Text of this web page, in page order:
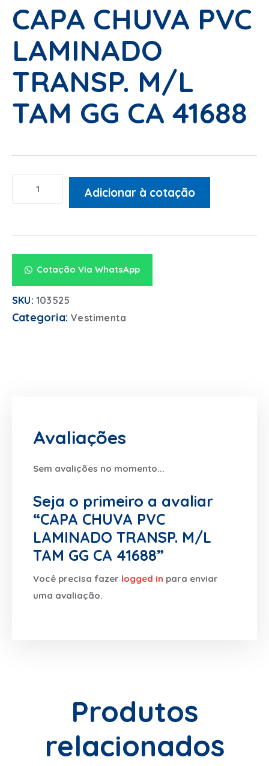
CAPA CHUVA PVC
LAMINADO
TRANSP. M/L
TAM GG CA 41688
Adicionar à cotação
Cotação Via WhatsApp
SKU: 103525
Categoria:Vestimenta
Avaliações
Sem avalições no momento...
Seja o primeiro a avaliar
“CAPA CHUVA PVC
LAMINADO TRANSP. M/L
TAM GG CA 41688”
Você precisa fazer logged in para enviar
uma avaliação.
Produtos
relacionados